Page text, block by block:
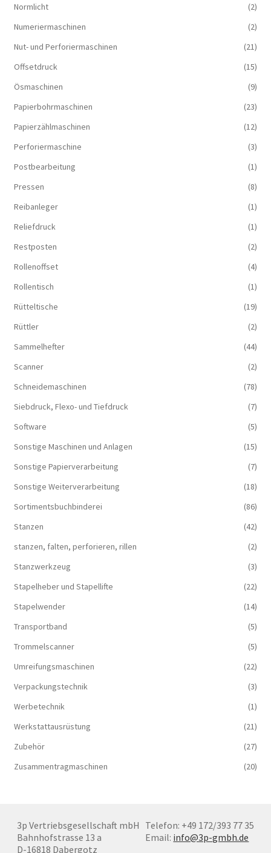
Normlicht
(2)
Numeriermaschinen
(2)
Nut- und Perforiermaschinen
(21)
Offsetdruck
(15)
Ösmaschinen
(9)
Papierbohrmaschinen
(23)
Papierzählmaschinen
(12)
Perforiermaschine
(3)
Postbearbeitung
(1)
Pressen
(8)
Reibanleger
(1)
Reliefdruck
(1)
Restposten
(2)
Rollenoffset
(4)
Rollentisch
(1)
Rütteltische
(19)
Rüttler
(2)
Sammelhefter
(44)
Scanner
(2)
Schneidemaschinen
(78)
Siebdruck, Flexo- und Tiefdruck
(7)
Software
(5)
Sonstige Maschinen und Anlagen
(15)
Sonstige Papierverarbeitung
(7)
Sonstige Weiterverarbeitung
(18)
Sortimentsbuchbinderei
(86)
Stanzen
(42)
stanzen, falten, perforieren, rillen
(2)
Stanzwerkzeug
(3)
Stapelheber und Stapellifte
(22)
Stapelwender
(14)
Transportband
(5)
Trommelscanner
(5)
Umreifungsmaschinen
(22)
Verpackungstechnik
(3)
Werbetechnik
(1)
Werkstattausrüstung
(21)
Zubehör
(27)
Zusammentragmaschinen
(20)
3p Vertriebsgesellschaft mbH
Bahnhofstrasse 13 a
D-16818 Dabergotz
Telefon: +49 172/393 77 35
Email: info@3p-gmbh.de